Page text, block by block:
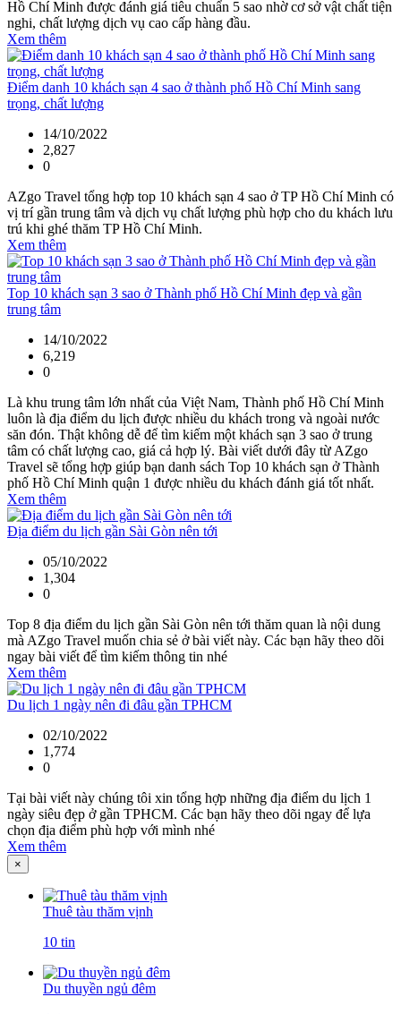
Hồ Chí Minh được đánh giá tiêu chuẩn 5 sao nhờ cơ sở vật chất tiện
nghi, chất lượng dịch vụ cao cấp hàng đầu.
Xem thêm
Điểm danh 10 khách sạn 4 sao ở thành phố Hồ Chí Minh sang
trọng, chất lượng
14/10/2022
2,827
0
AZgo Travel tổng hợp top 10 khách sạn 4 sao ở TP Hồ Chí Minh có
vị trí gần trung tâm và dịch vụ chất lượng phù hợp cho du khách lưu
trú khi ghé thăm TP Hồ Chí Minh.
Xem thêm
Top 10 khách sạn 3 sao ở Thành phố Hồ Chí Minh đẹp và gần
trung tâm
14/10/2022
6,219
0
Là khu trung tâm lớn nhất của Việt Nam, Thành phố Hồ Chí Minh
luôn là địa điểm du lịch được nhiều du khách trong và ngoài nước
săn đón. Thật không dễ để tìm kiếm một khách sạn 3 sao ở trung
tâm có chất lượng cao, giá cả hợp lý. Bài viết dưới đây từ AZgo
Travel sẽ tổng hợp giúp bạn danh sách Top 10 khách sạn ở Thành
phố Hồ Chí Minh quận 1 được nhiều du khách đánh giá tốt nhất.
Xem thêm
Địa điểm du lịch gần Sài Gòn nên tới
05/10/2022
1,304
0
Top 8 địa điểm du lịch gần Sài Gòn nên tới thăm quan là nội dung
mà AZgo Travel muốn chia sẻ ở bài viết này. Các bạn hãy theo dõi
ngay bài viết để tìm kiếm thông tin nhé
Xem thêm
Du lịch 1 ngày nên đi đâu gần TPHCM
02/10/2022
1,774
0
Tại bài viết này chúng tôi xin tổng hợp những địa điểm du lịch 1
ngày siêu đẹp ở gần TPHCM. Các bạn hãy theo dõi ngay để lựa
chọn địa điểm phù hợp với mình nhé
Xem thêm
×
Thuê tàu thăm vịnh
10 tin
Du thuyền ngủ đêm